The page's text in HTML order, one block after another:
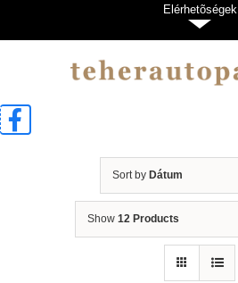
Sort by Dátum
Show 12 Products
Elérhetõségek